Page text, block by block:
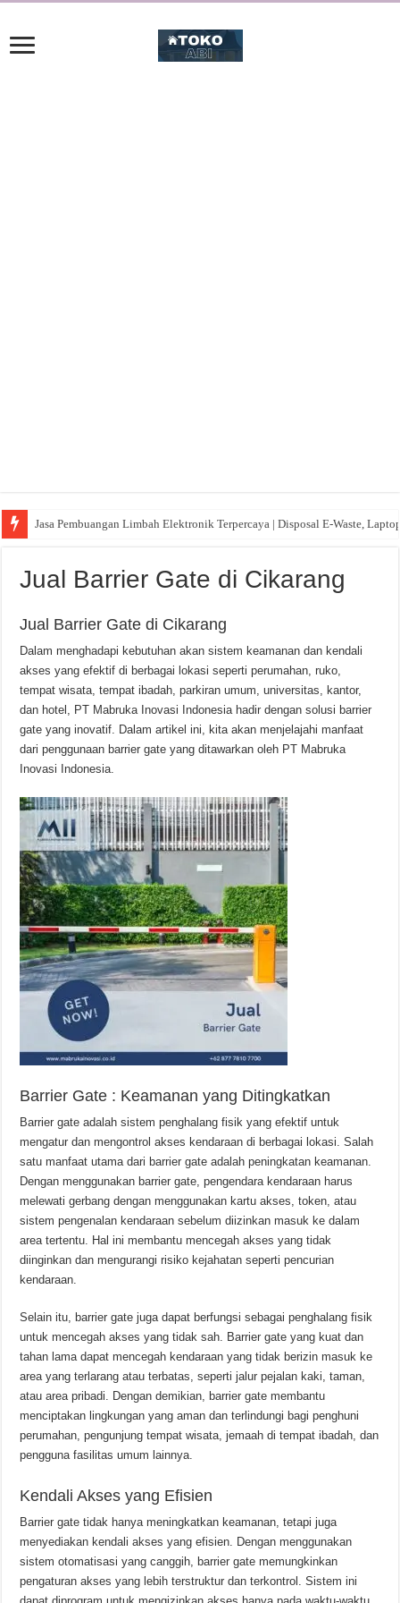
Jasa Pembuangan Limbah Elektronik Terpercaya | Disposal E-Waste,
Jual Barrier Gate di Cikarang
Jual Barrier Gate di Cikarang
Dalam menghadapi kebutuhan akan sistem keamanan dan kendali
akses yang efektif di berbagai lokasi seperti perumahan, ruko,
tempat wisata, tempat ibadah, parkiran umum, universitas, kantor,
dan hotel, PT Mabruka Inovasi Indonesia hadir dengan solusi barrier
gate yang inovatif. Dalam artikel ini, kita akan menjelajahi manfaat
dari penggunaan barrier gate yang ditawarkan oleh PT Mabruka
Inovasi Indonesia.
Barrier Gate : Keamanan yang Ditingkatkan
Barrier gate adalah sistem penghalang fisik yang efektif untuk
mengatur dan mengontrol akses kendaraan di berbagai lokasi. Salah
satu manfaat utama dari barrier gate adalah peningkatan keamanan.
Dengan menggunakan barrier gate, pengendara kendaraan harus
melewati gerbang dengan menggunakan kartu akses, token, atau
sistem pengenalan kendaraan sebelum diizinkan masuk ke dalam
area tertentu. Hal ini membantu mencegah akses yang tidak
diinginkan dan mengurangi risiko kejahatan seperti pencurian
kendaraan.
Selain itu, barrier gate juga dapat berfungsi sebagai penghalang fisik
untuk mencegah akses yang tidak sah. Barrier gate yang kuat dan
tahan lama dapat mencegah kendaraan yang tidak berizin masuk ke
area yang terlarang atau terbatas, seperti jalur pejalan kaki, taman,
atau area pribadi. Dengan demikian, barrier gate membantu
menciptakan lingkungan yang aman dan terlindungi bagi penghuni
perumahan, pengunjung tempat wisata, jemaah di tempat ibadah, dan
pengguna fasilitas umum lainnya.
Kendali Akses yang Efisien
Barrier gate tidak hanya meningkatkan keamanan, tetapi juga
menyediakan kendali akses yang efisien. Dengan menggunakan
sistem otomatisasi yang canggih, barrier gate memungkinkan
pengaturan akses yang lebih terstruktur dan terkontrol. Sistem ini